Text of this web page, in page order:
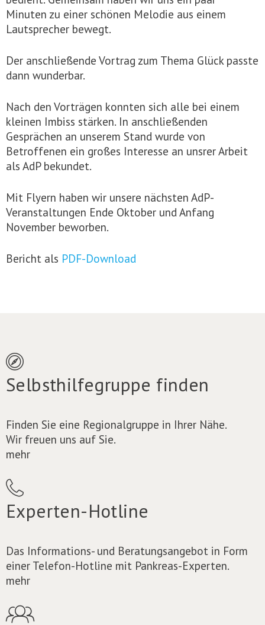
Minuten zu einer schönen Melodie aus einem
Lautsprecher bewegt.
Der anschließende Vortrag zum Thema Glück passte
dann wunderbar.
Nach den Vorträgen konnten sich alle bei einem
kleinen Imbiss stärken. In anschließenden
Gesprächen an unserem Stand wurde von
Betroffenen ein großes Interesse an unsrer Arbeit
als AdP bekundet.
Mit Flyern haben wir unsere nächsten AdP-
Veranstaltungen Ende Oktober und Anfang
November beworben.
Bericht als PDF-Download
Selbsthilfegruppe finden
Finden Sie eine Regionalgruppe in Ihrer Nähe.
Wir freuen uns auf Sie.
mehr
Experten-Hotline
Das Informations- und Beratungsangebot in Form
einer Telefon-Hotline mit Pankreas-Experten.
mehr